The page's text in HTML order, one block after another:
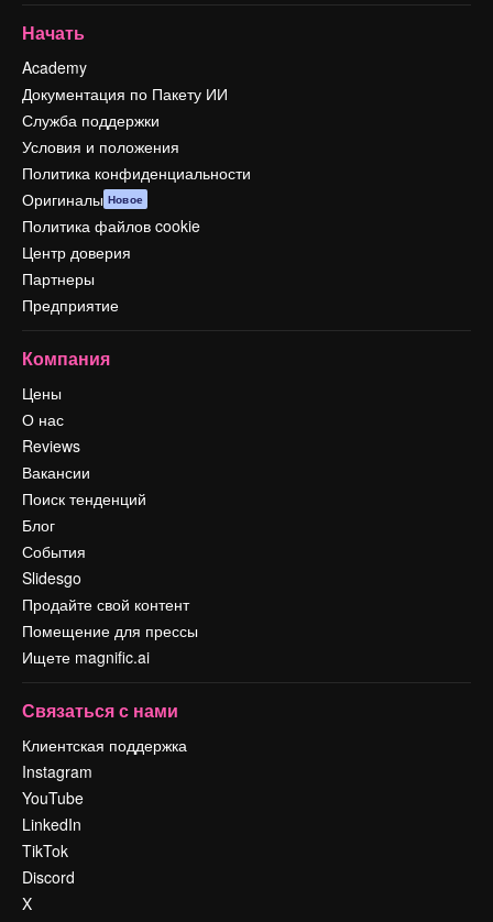
Начать
Academy
Документация по Пакету ИИ
Служба поддержки
Условия и положения
Политика конфиденциальности
Оригиналы Новое
Политика файлов cookie
Центр доверия
Партнеры
Предприятие
Компания
Цены
О нас
Reviews
Вакансии
Поиск тенденций
Блог
События
Slidesgo
Продайте свой контент
Помещение для прессы
Ищете magnific.ai
Связаться с нами
Клиентская поддержка
Instagram
YouTube
LinkedIn
TikTok
Discord
X